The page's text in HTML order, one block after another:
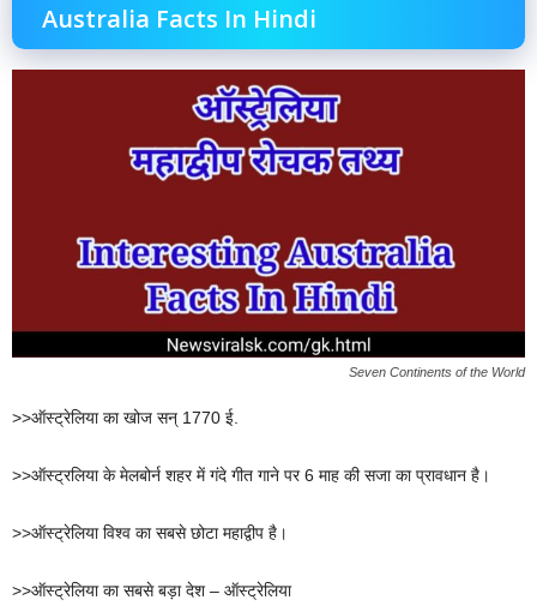
Australia Facts In Hindi
Seven Continents of the World
>>ऑस्ट्रेलिया का खोज सन् 1770 ई.
>>ऑस्ट्रलिया के मेलबोर्न शहर में गंदे गीत गाने पर 6 माह की सजा का प्रावधान है।
>>ऑस्ट्रेलिया विश्व का सबसे छोटा महाद्वीप है।
>>ऑस्ट्रेलिया का सबसे बड़ा देश – ऑस्ट्रेलिया